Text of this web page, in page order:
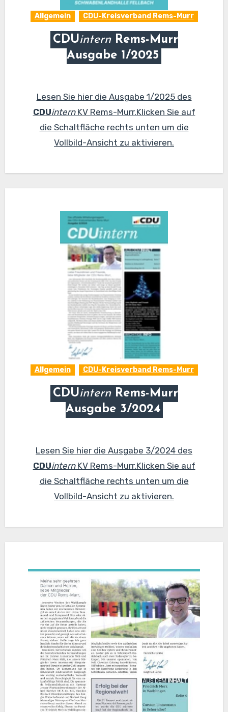
Allgemein CDU-Kreisverband Rems-Murr
CDUinternRems-Murr
Ausgabe 1/2025
Lesen Sie hier die Ausgabe 1/2025 des
CDUinternKV Rems-Murr.Klicken Sie auf
die Schaltfläche rechts unten um die
Vollbild-Ansicht zu aktivieren.
Allgemein CDU-Kreisverband Rems-Murr
CDUinternRems-Murr
Ausgabe 3/2024
Lesen Sie hier die Ausgabe 3/2024 des
CDUinternKV Rems-Murr.Klicken Sie auf
die Schaltfläche rechts unten um die
Vollbild-Ansicht zu aktivieren.